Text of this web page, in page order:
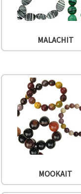
MALACHIT
MOOKAIT